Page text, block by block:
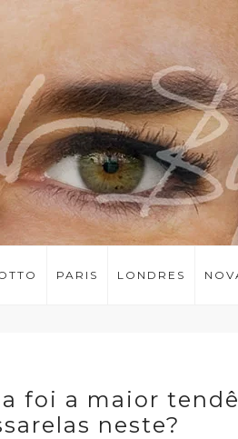
PARIS LONDRES
foi a maior
neste?